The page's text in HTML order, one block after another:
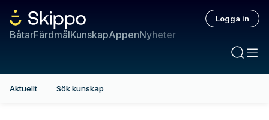
BåtarFärdmålKunskapAppenNyheter
Logga in
Aktuellt Sök kunskap